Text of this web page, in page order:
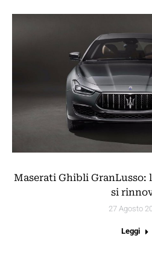
Maserati Ghibli GranLusso:
si
27 Agosto
Leggi